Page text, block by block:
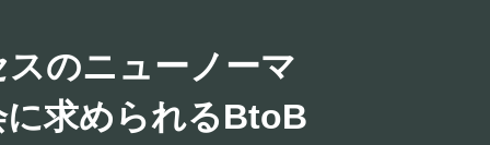
のニューノーマ
求められるBtoB